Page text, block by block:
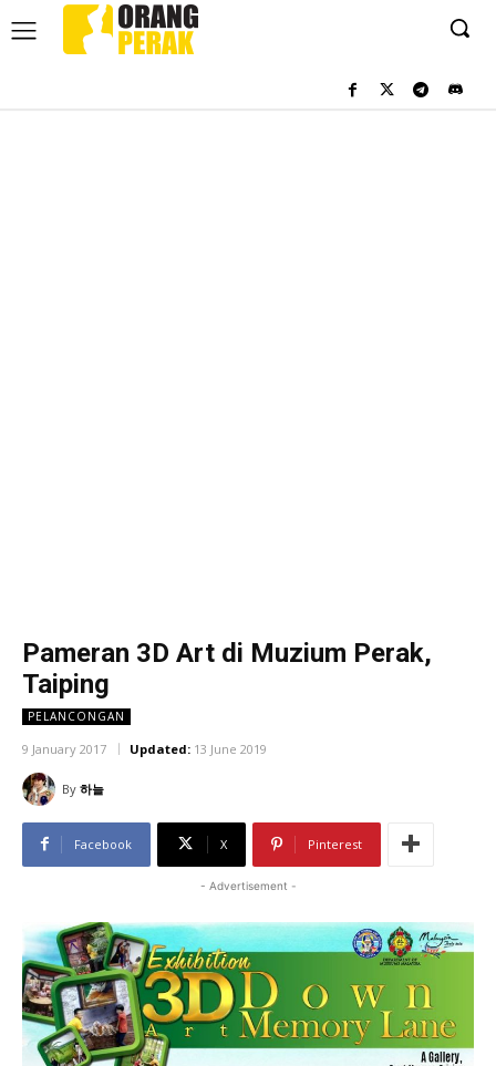
Pameran 3D Art di Muzium Perak,
Taiping
PELANCONGAN
9 January 2017 Updated: 13 June 2019
By 하늘
Facebook X Pinterest
- Advertisement -